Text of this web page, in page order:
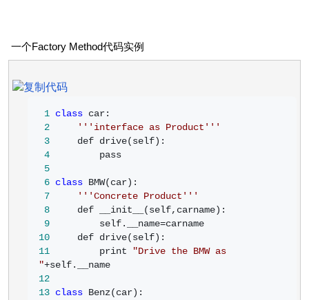
一个Factory Method代码实例
1 class
2
''' interface as Product '''
3
4
5
6 class
7
''' Concrete Product '''
8
9
         self.__name=
10
11
         print
"
"+
12
13 class